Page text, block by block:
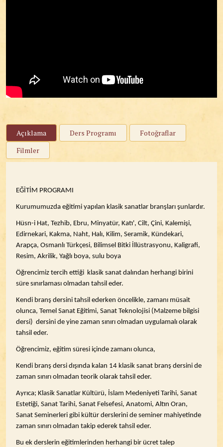
Açıklama Ders Programı
Fotoğraflar
Filmler
EĞİTİM PROGRAMI
Kurumumuzda eğitimi yapılan klasik sanatlar branşları şunlardır.
Hüsn-i Hat, Tezhib, Ebru, Minyatür, Katı', Cilt, Çini, Kalemişi,
Edirnekari, Kakma, Naht, Halı, Kilim, Seramik, Kündekari,
Arapça, Osmanlı Türkçesi, Bilimsel Bitki İllüstrasyonu, Kaligrafi,
Resim, Akrilik, Yağlı boya, sulu boya
Öğrencimiz tercih ettiği klasik sanat dalından herhangi birini
süre sınırlaması olmadan tahsil eder.
Kendi branş dersini tahsil ederken öncelikle, zamanı müsait
olunca, Temel Sanat Eğitimi, Sanat Teknolojisi (Malzeme bilgisi
dersi) dersini de yine zaman sınırı olmadan uygulamalı olarak
tahsil eder.
Öğrencimiz, eğitim süresi içinde zamanı olunca,
Kendi branş dersi dışında kalan 14 klasik sanat branş dersini de
zaman sınırı olmadan teorik olarak tahsil eder.
Ayrıca; Klasik Sanatlar Kültürü, İslam Medeniyeti Tarihi, Sanat
Estetiği, Sanat Tarihi, Sanat Felsefesi, Anatomi, Altın Oran,
Sanat Seminerleri gibi kültür derslerini de seminer mahiyetinde
zaman sınırı olmadan takip ederek tahsil eder.
Bu ek derslerin eğitimlerinden herhangi bir ücret talep